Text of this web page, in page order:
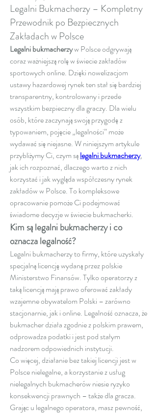
Legalni Bukmacherzy – Kompletny
Przewodnik po Bezpiecznych
Zakładach w Polsce
Legalni bukmacherzy w Polsce odgrywają
coraz ważniejszą rolę w świecie zakładów
sportowych online. Dzięki nowelizacjom
ustawy hazardowej rynek ten stał się bardziej
transparentny, kontrolowany i przede
wszystkim bezpieczny dla graczy. Dla wielu
osób, które zaczynają swoją przygodę z
typowaniem, pojęcie „legalności” może
wydawać się niejasne. W niniejszym artykule
przybliżymy Ci, czym są legalni bukmacherzy,
jak ich rozpoznać, dlaczego warto z nich
korzystać i jak wygląda współczesny rynek
zakładów w Polsce. To kompleksowe
opracowanie pomoże Ci podejmować
świadome decyzje w świecie bukmacherki.
Kim są legalni bukmacherzy i co
oznacza legalność?
Legalni bukmacherzy to firmy, które uzyskały
specjalną licencję wydaną przez polskie
Ministerstwo Finansów. Tylko operatorzy z
taką licencją mają prawo oferować zakłady
wzajemne obywatelom Polski – zarówno
stacjonarnie, jak i online. Legalność oznacza, że
bukmacher działa zgodnie z polskim prawem,
odprowadza podatki i jest pod stałym
nadzorem odpowiednich instytucji.
Co więcej, działanie bez takiej licencji jest w
Polsce nielegalne, a korzystanie z usług
nielegalnych bukmacherów niesie ryzyko
konsekwencji prawnych – także dla gracza.
Grając u legalnego operatora, masz pewność,